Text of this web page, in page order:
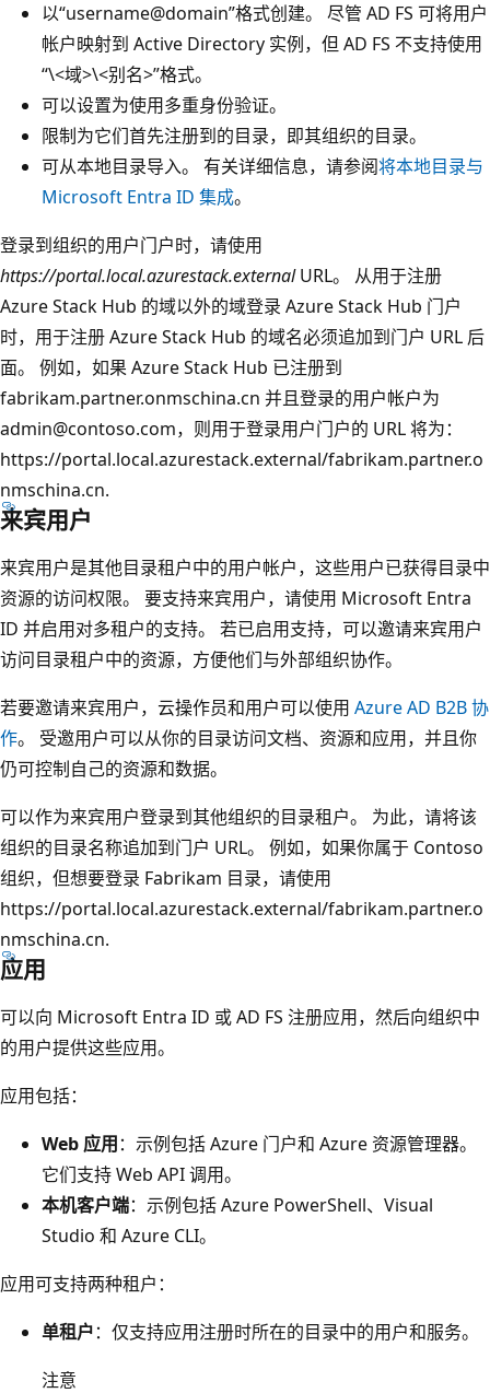
以“username@domain”格式创建。 尽管 AD FS 可将用户
帐户映射到 Active Directory 实例，但 AD FS 不支持使用
“\<域>\<别名>”格式。
可以设置为使用多重身份验证。
限制为它们首先注册到的目录，即其组织的目录。
可从本地目录导入。 有关详细信息，请参阅将本地目录与
Microsoft Entra ID 集成。
登录到组织的用户门户时，请使用
https://portal.local.azurestack.externalURL。 从用于注册
Azure Stack Hub 的域以外的域登录 Azure Stack Hub 门户
时，用于注册 Azure Stack Hub 的域名必须追加到门户 URL 后
面。 例如，如果 Azure Stack Hub 已注册到
fabrikam.partner.onmschina.cn 并且登录的用户帐户为
admin@contoso.com，则用于登录用户门户的 URL 将为：
https://portal.local.azurestack.external/fabrikam.partner.o
nmschina.cn.
来宾用户
来宾用户是其他目录租户中的用户帐户，这些用户已获得目录中
资源的访问权限。 要支持来宾用户，请使用 Microsoft Entra
ID 并启用对多租户的支持。 若已启用支持，可以邀请来宾用户
访问目录租户中的资源，方便他们与外部组织协作。
若要邀请来宾用户，云操作员和用户可以使用 Azure AD B2B 协
作。 受邀用户可以从你的目录访问文档、资源和应用，并且你
仍可控制自己的资源和数据。
可以作为来宾用户登录到其他组织的目录租户。 为此，请将该
组织的目录名称追加到门户 URL。 例如，如果你属于 Contoso
组织，但想要登录 Fabrikam 目录，请使用
https://portal.local.azurestack.external/fabrikam.partner.o
nmschina.cn.
应用
可以向 Microsoft Entra ID 或 AD FS 注册应用，然后向组织中
的用户提供这些应用。
应用包括：
Web 应用：示例包括 Azure 门户和 Azure 资源管理器。
它们支持 Web API 调用。
本机客户端：示例包括 Azure PowerShell、Visual
Studio 和 Azure CLI。
应用可支持两种租户：
单租户：仅支持应用注册时所在的目录中的用户和服务。
注意